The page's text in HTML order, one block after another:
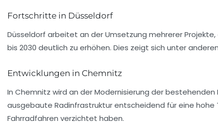
Fortschritte in Düsseldorf
Düsseldorf arbeitet an der Umsetzung mehrerer
bis 2030 deutlich zu erhöhen. Dies zeigt sich unter
Entwicklungen in Chemnitz
In Chemnitz wird an der Modernisierung der
ausgebaute Radinfrastruktur entscheidend für eine
Fahrradfahren verzichtet haben.